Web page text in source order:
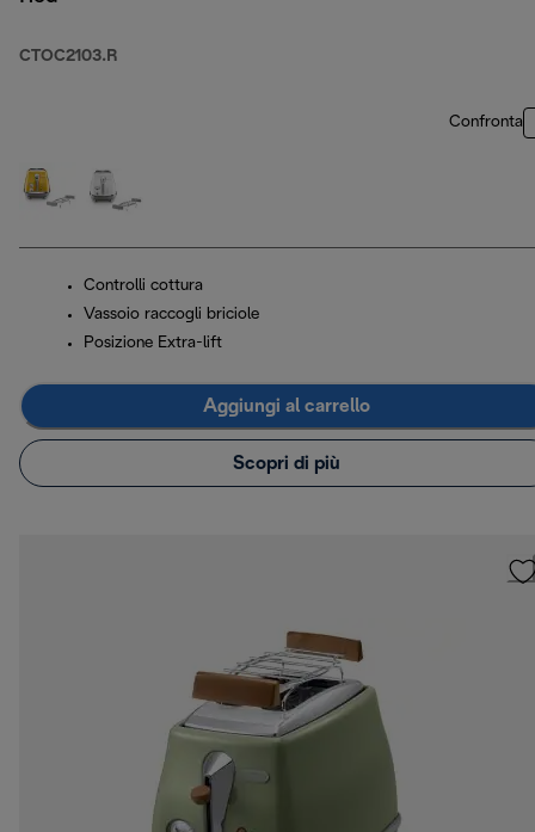
CTOC2103.R
Confronta
Controlli cottura
Vassoio raccogli briciole
Posizione Extra-lift
Aggiungi al carrello
Scopri di più